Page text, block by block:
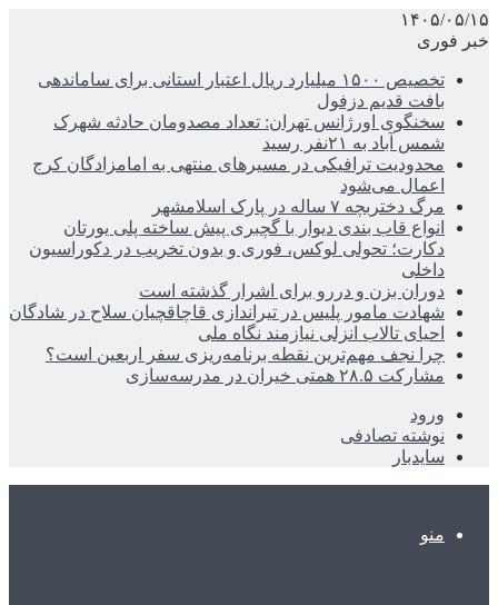
۱۴۰۵/۰۵/۱۵
خبر فوری
تخصیص ۱۵۰۰ میلیارد ریال اعتبار استانی برای ساماندهی
بافت قدیم دزفول
سخنگوی اورژانس تهران: تعداد مصدومان حادثه شهرک
شمس آباد به ۲۱نفر رسید
محدودیت ترافیکی در مسیرهای منتهی به امامزادگان کرج
اعمال می‌شود
مرگ دختربچه ۷ ساله در پارک اسلامشهر
انواع قاب بندی دیوار با گچبری پیش ساخته پلی یورتان
دکارت؛ تحولی لوکس، فوری و بدون تخریب در دکوراسیون
داخلی
دوران بزن و دررو برای اشرار گذشته است
شهادت مامور پلیس در تیراندازی قاچاقچیان سلاح در شادگان
احیای تالاب انزلی نیازمند نگاه ملی
چرا نجف مهم‌ترین نقطه برنامه‌ریزی سفر اربعین است؟
مشارکت ۲۸.۵ همتی خیران در مدرسه‌سازی
ورود
نوشته تصادفی
سایدبار
منو